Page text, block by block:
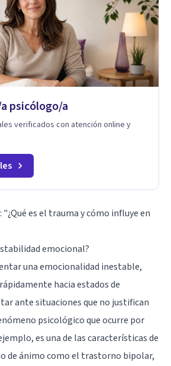
psicólogo/a
verificados con atención online y
"¿Qué es el trauma y cómo influye en
emocional?
una emocionalidad inestable,
hacia estados de
ante situaciones que no justifican
psicológico que ocurre por
es una de las características de
de ánimo como el trastorno bipolar,